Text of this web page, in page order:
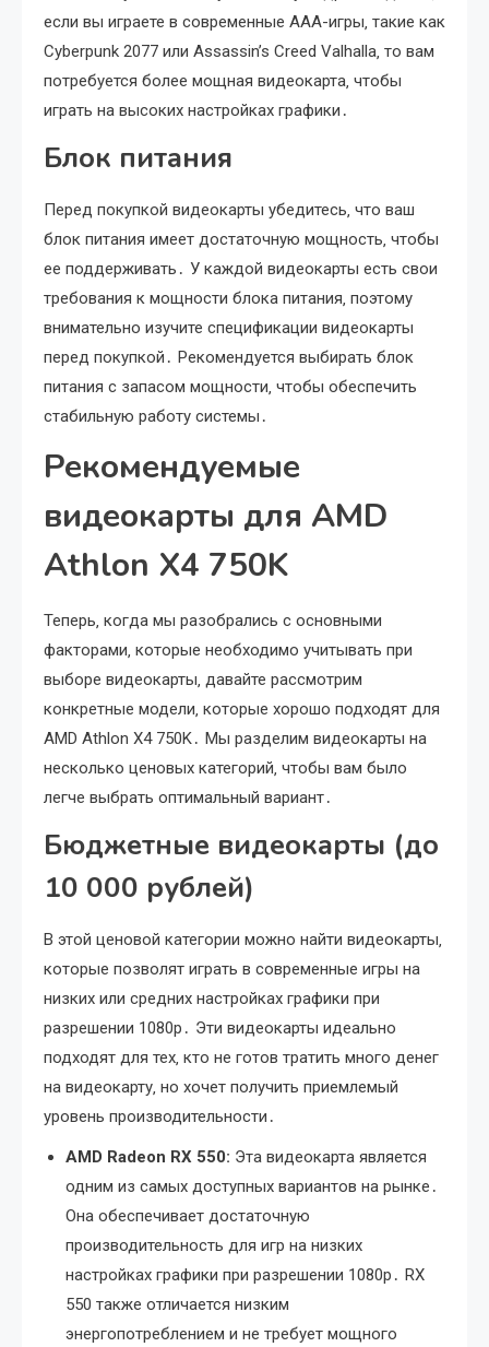
если вы играете в современные AAA-игры‚ такие как
Cyberpunk 2077 или Assassin’s Creed Valhalla‚ то вам
потребуется более мощная видеокарта‚ чтобы
играть на высоких настройках графики․
Блок питания
Перед покупкой видеокарты убедитесь‚ что ваш
блок питания имеет достаточную мощность‚ чтобы
ее поддерживать․ У каждой видеокарты есть свои
требования к мощности блока питания‚ поэтому
внимательно изучите спецификации видеокарты
перед покупкой․ Рекомендуется выбирать блок
питания с запасом мощности‚ чтобы обеспечить
стабильную работу системы․
Рекомендуемые
видеокарты для AMD
Athlon X4 750K
Теперь‚ когда мы разобрались с основными
факторами‚ которые необходимо учитывать при
выборе видеокарты‚ давайте рассмотрим
конкретные модели‚ которые хорошо подходят для
AMD Athlon X4 750K․ Мы разделим видеокарты на
несколько ценовых категорий‚ чтобы вам было
легче выбрать оптимальный вариант․
Бюджетные видеокарты (до
10 000 рублей)
В этой ценовой категории можно найти видеокарты‚
которые позволят играть в современные игры на
низких или средних настройках графики при
разрешении 1080p․ Эти видеокарты идеально
подходят для тех‚ кто не готов тратить много денег
на видеокарту‚ но хочет получить приемлемый
уровень производительности․
AMD Radeon RX 550: Эта видеокарта является
одним из самых доступных вариантов на рынке․
Она обеспечивает достаточную
производительность для игр на низких
настройках графики при разрешении 1080p․ RX
550 также отличается низким
энергопотреблением и не требует мощного